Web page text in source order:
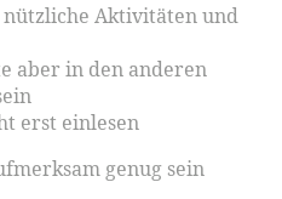
Aktivitäten und
aber in den anderen
erst einlesen
genug sein